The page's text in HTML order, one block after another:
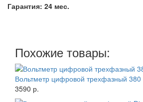
Гарантия: 24 мес.
Похожие товары:
Вольтметр цифровой трехфазный
3590 р.